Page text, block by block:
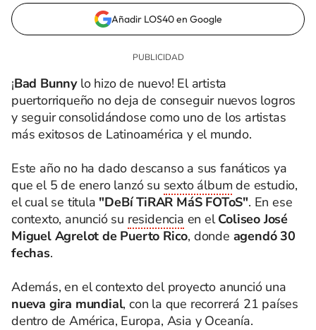
Añadir LOS40 en Google
¡Bad Bunnylo hizo de nuevo! El artista
puertorriqueño no deja de conseguir nuevos logros
y seguir consolidándose como uno de los artistas
más exitosos de Latinoamérica y el mundo.
Este año no ha dado descanso a sus fanáticos ya
que el 5 de enero lanzó su sexto álbum de estudio,
el cual se titula "DeBí TiRAR MáS FOToS". En ese
contexto, anunció su residencia en elColiseo José
Miguel Agrelot de Puerto Rico, donde agendó 30
fechas.
Además, en el contexto del proyecto anunció una
nueva gira mundial, con la que recorrerá 21 países
dentro de América, Europa, Asia y Oceanía.